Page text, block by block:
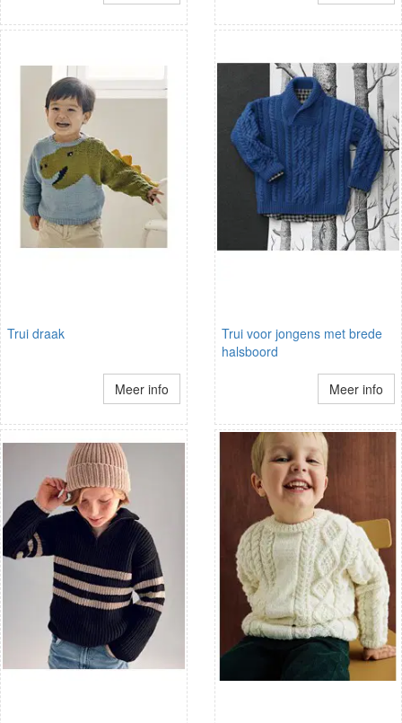
Trui draak
Meer info
Trui voor jongens met brede
halsboord
Meer info